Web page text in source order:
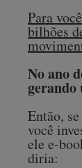
Para
bilhões
No ano
gerando
Então,
você
ele e-
diria: